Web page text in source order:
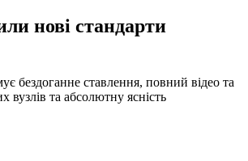
нові стандарти
бездоганне ставлення, повний відео та
вузлів та абсолютну ясність